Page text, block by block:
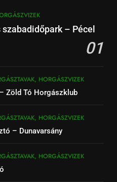
– Pécel
01
HORGÁSZVIZEK
Zöld Tó Horgászklub
HORGÁSZVIZEK
– Dunavarsány
HORGÁSZVIZEK